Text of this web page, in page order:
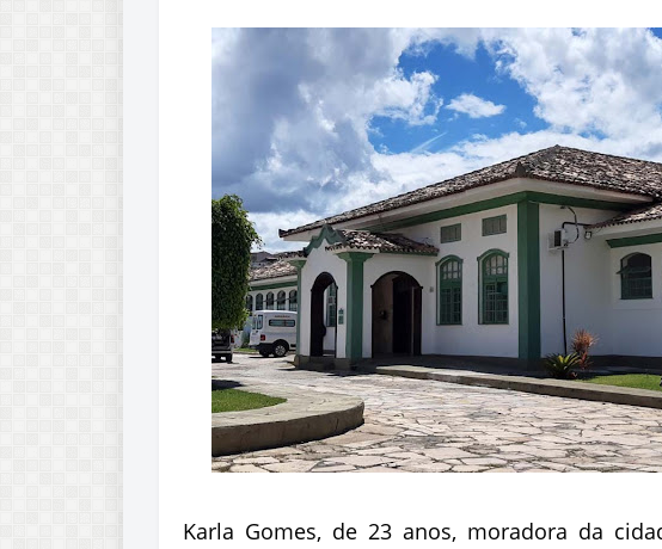
Karla Gomes, de 23 anos, moradora da